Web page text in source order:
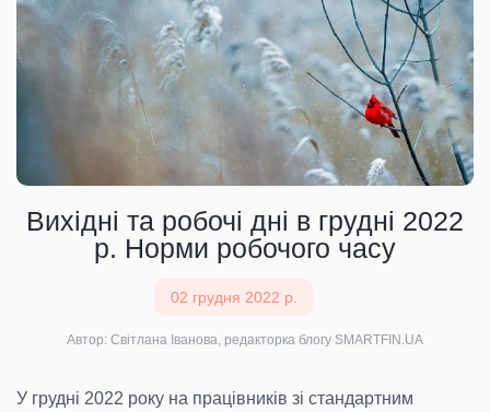
Вихідні та робочі дні в грудні 2022
р. Норми робочого часу
02 грудня 2022 р.
Автор: Світлана Іванова, редакторка блогу SMARTFIN.UA
У грудні 2022 року на працівників зі стандартним